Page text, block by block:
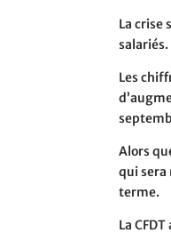
La crise
salariés.
Les
Alors
qui sera
terme.
La